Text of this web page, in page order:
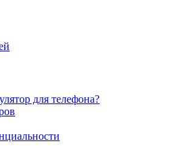
для телефона?